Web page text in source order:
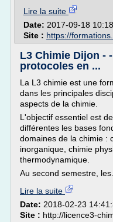
Lire la suite
Date: 2017-09-18
Site : https://
L3 Chimie Dijon -
protocoles en ...
La L3 chimie est une
dans les principales
aspects de la chimie.
L'objectif essentiel est
différentes les bases
domaines de la chimie :
inorganique, chimie
thermodynamique.
Au second semestre, les...
Lire la suite
Date: 2018-02-23
Site : http://licence3-